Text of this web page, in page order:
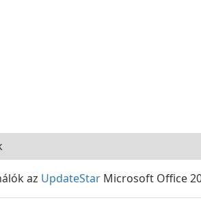
az UpdateStar Microsoft Office